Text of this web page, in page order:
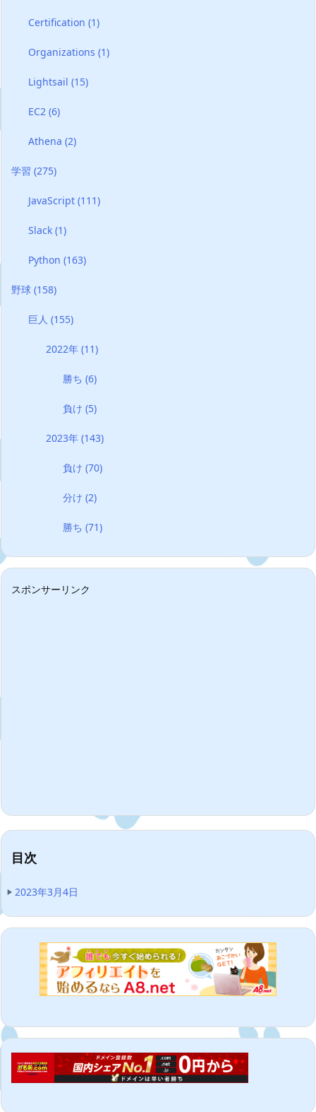
Certification(1)
Organizations(1)
Lightsail(15)
EC2(6)
Athena(2)
学習 (275)
JavaScript(111)
Slack(1)
Python(163)
野球 (158)
巨人(155)
2022年 (11)
勝ち(6)
負け(5)
2023年 (143)
負け(70)
分け(2)
勝ち(71)
スポンサーリンク
目次
2023年3月4日